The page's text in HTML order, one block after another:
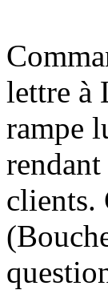
lettre à
rampe
clients.